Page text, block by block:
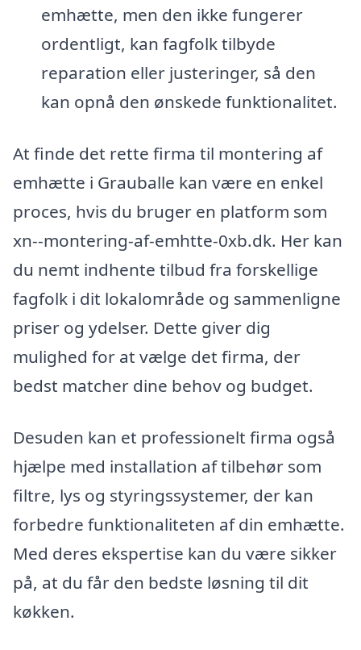
emhætte, men den ikke fungerer
ordentligt, kan fagfolk tilbyde
reparation eller justeringer, så den
kan opnå den ønskede funktionalitet.
At finde det rette firma til montering af
emhætte i Grauballe kan være en enkel
proces, hvis du bruger en platform som
xn--montering-af-emhtte-0xb.dk. Her kan
du nemt indhente tilbud fra forskellige
fagfolk i dit lokalområde og sammenligne
priser og ydelser. Dette giver dig
mulighed for at vælge det firma, der
bedst matcher dine behov og budget.
Desuden kan et professionelt firma også
hjælpe med installation af tilbehør som
filtre, lys og styringssystemer, der kan
forbedre funktionaliteten af din emhætte.
Med deres ekspertise kan du være sikker
på, at du får den bedste løsning til dit
køkken.